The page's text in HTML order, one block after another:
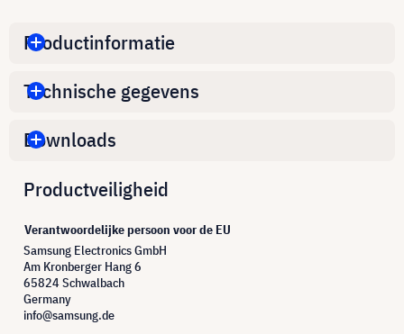
Productinformatie
Technische gegevens
Downloads
Productveiligheid
Verantwoordelijke persoon voor de EU
Samsung Electronics GmbH
Am Kronberger Hang 6
65824 Schwalbach
Germany
info@samsung.de